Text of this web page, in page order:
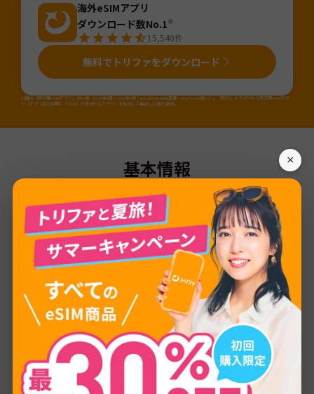
海外eSIMアプリ
ダウンロード数No.1※
15,540件
無料でトリファをダウンロード
※国内「旅行用eSIMアプリ」のDL数（2025年4月～2026年3月・iOS&Android合算値・AppTweak調べ）。「旅行」カテゴリから旅行用eSIMアプ
リ（アプリ名か説明に「eSIM」が含まれるアプリ）を当社にて抽出しDL数を算出。
基本情報
ネットワーク 3AT / Orange / A1
プロバイダー LTE/5G
通信量 1GB/ 10GB 20GB/30GB/80GB/
無制限
有効期間 3日間 7日間/15日間/31日間/60日間
電話番号（SMS） なし
デザリング 可能
×